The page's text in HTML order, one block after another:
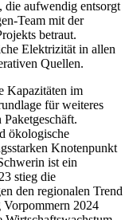
die aufwendig entsorgt
Team mit der
betraut.
Elektrizität in allen
Quellen.
Kapazitäten im
für weiteres
ökologische
Knotenpunkt
ist ein
stieg die
den regionalen Trend
2024